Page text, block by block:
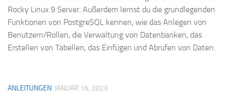
Rocky Linux 9 Server. Außerdem lernst du die grundlegenden
Funktionen von PostgreSQL kennen, wie das Anlegen von
Benutzern/Rollen, die Verwaltung von Datenbanken, das
Erstellen von Tabellen, das Einfügen und Abrufen von Daten.
ANLEITUNGEN JANUAR 16, 2023